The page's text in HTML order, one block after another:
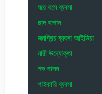
ঘরে বসে ব্যবসা
ছাদ বাগান
জনপ্রিয় ব্যবসা আইডিয়া
নারী উদ্যোক্তা
পশু পালন
পাইকারি ব্যবসা